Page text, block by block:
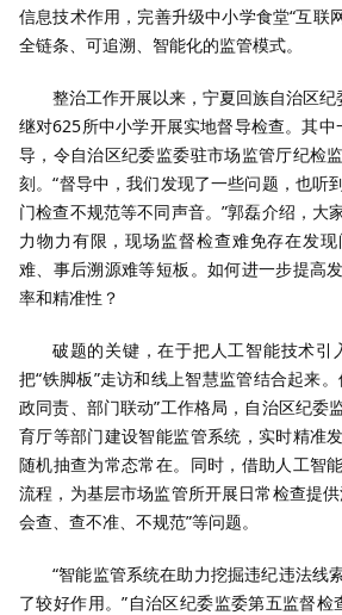
信息技术作用，完善升级中小学食堂“互联
全链条、可追溯、智能化的监管模式。
整治工作开展以来，宁夏回族自治区纪
继对625所中小学开展实地督导检查。其
导，令自治区纪委监委驻市场监管厅纪检
刻。“督导中，我们发现了一些问题，也听
门检查不规范等不同声音。”郭磊介绍，大
力物力有限，现场监督检查难免存在发
难、事后溯源难等短板。如何进一步提高
率和精准性？
破题的关键，在于把人工智能技术引
把“铁脚板”走访和线上智慧监管结合起来
政同责、部门联动”工作格局，自治区纪委
育厅等部门建设智能监管系统，实时精准
随机抽查为常态常在。同时，借助人工智
流程，为基层市场监管所开展日常检查提
会查、查不准、不规范”等问题。
“智能监管系统在助力挖掘违纪违法线
了较好作用。”自治区纪委监委第五监督